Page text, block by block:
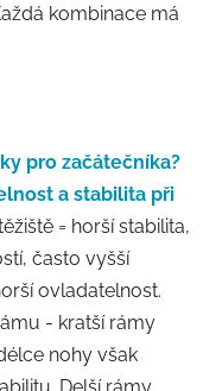
kombinace má
pro začátečníka?
a stabilita při
= horší stabilita,
často vyšší
ovladatelnost.
- kratší rámy
nohy však